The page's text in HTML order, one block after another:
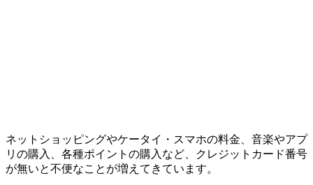
ネットショッピングやケータイ・スマホの料金、音楽やアプ
リの購入、各種ポイントの購入など、クレジットカード番号
が無いと不便なことが増えてきています。